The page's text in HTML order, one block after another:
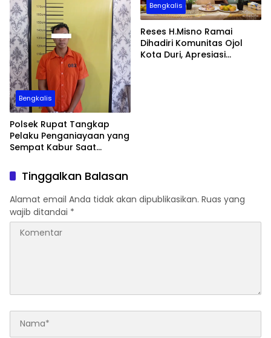
Bengkalis
Polsek Rupat Tangkap
Pelaku Penganiayaan yang
Sempat Kabur Saat
Bengkalis
Reses H.Misno Ramai
Dihadiri Komunitas Ojol
Kota Duri, Apresiasi
Tinggalkan Balasan
Alamat email Anda tidak akan dipublikasikan. Ruas yang
wajib ditandai *